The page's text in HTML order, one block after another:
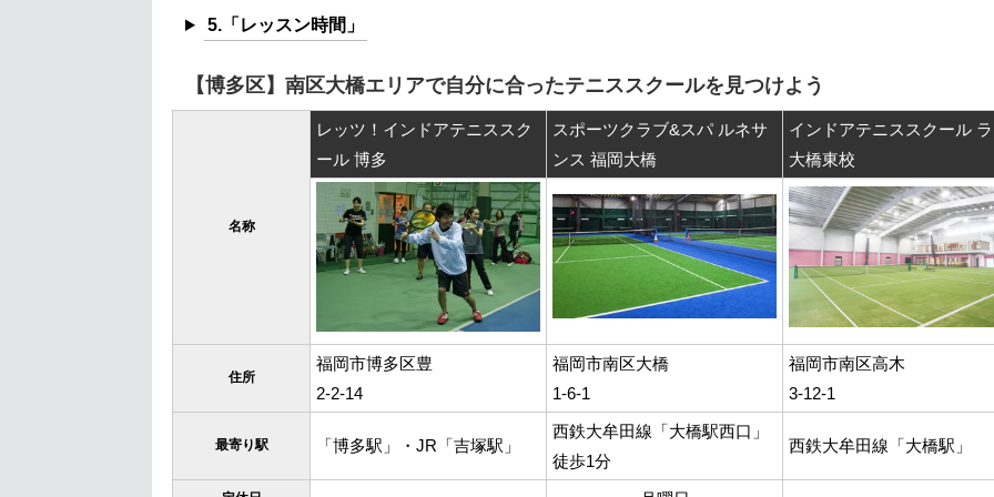
5.「レッスン時間」
【博多区】南区大橋エリアで自分に合ったテニススクールを見つけよう
名称
レッツ！インドアテニススク
ール 博多
スポーツクラブ&スパ ルネサ
ンス 福岡大橋
インドアテニススクール
大橋東校
住所
福岡市博多区豊
2-2-14
福岡市南区大橋
1-6-1
福岡市南区高木
3-12-1
最寄り駅 「博多駅」・JR「吉塚駅」
西鉄大牟田線「大橋駅西口」
徒歩1分
西鉄大牟田線「大橋駅」